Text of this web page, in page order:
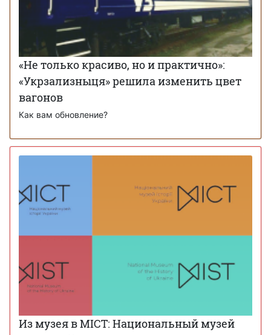
«Не только красиво, но и практично»:
«Укрзализныця» решила изменить цвет
вагонов
Как вам обновление?
Из музея в МІСТ: Национальный музей